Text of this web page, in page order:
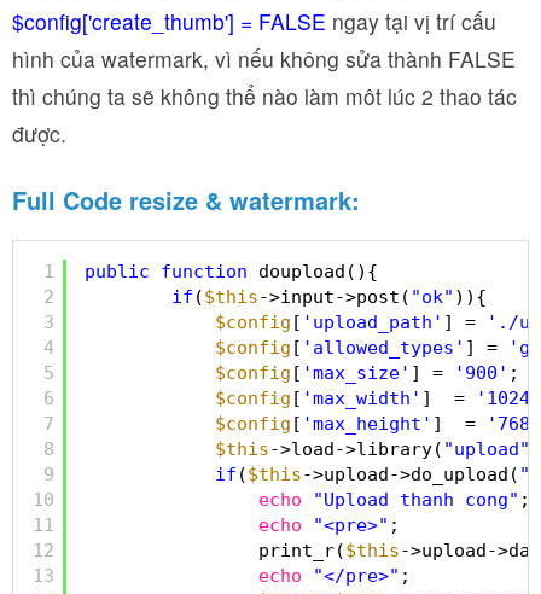
$config['create_thumb'] = FALSE ngay tại vị trí cấu
hình của watermark, vì nếu không sửa thành FALSE
thì chúng ta sẽ không thể nào làm môt lúc 2 thao tác
được.
Full Code resize & watermark:
1
2
3
4
5
6
7
8
9
10
11
12
13
public function
doupload(){
if ($this->input->post( "ok" )){
$config [ 'upload_path' ] =
'./
$config [ 'allowed_types' ] =
$config [ 'max_size' ] = '900' ;
$config [ 'max_width' ]  =
'1024'
$config [ 'max_height' ]  =
'768'
$this->load->library( "upload"
if ($this->upload->do_upload(
echo
"Upload thanh cong" ;
echo
"<pre>" ;
print_r($this->upload-
echo
"</pre>" ;